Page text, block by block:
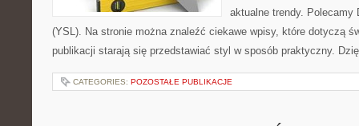
aktualne trendy. Polecamy
(YSL). Na stronie można znaleźć ciekawe wpisy, które dotyczą
publikacji starają się przedstawiać styl w sposób praktyczny.
CATEGORIES: POZOSTAŁE PUBLIKACJE